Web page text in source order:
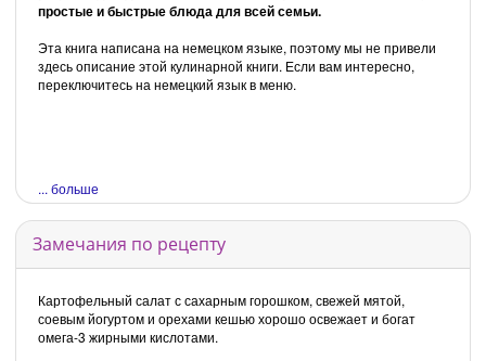
простые и быстрые блюда для всей семьи.
Эта книга написана на немецком языке, поэтому мы не привели
здесь описание этой кулинарной книги. Если вам интересно,
переключитесь на немецкий язык в меню.
... больше
Замечания по рецепту
Картофельный салат с сахарным горошком, свежей мятой,
соевым йогуртом и орехами кешью хорошо освежает и богат
омега-3 жирными кислотами.